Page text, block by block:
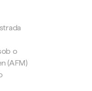
o
(AFM)